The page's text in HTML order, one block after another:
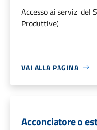
Accesso ai servizi del
Produttive)
VAI ALLA PAGINA
Acconciatore o